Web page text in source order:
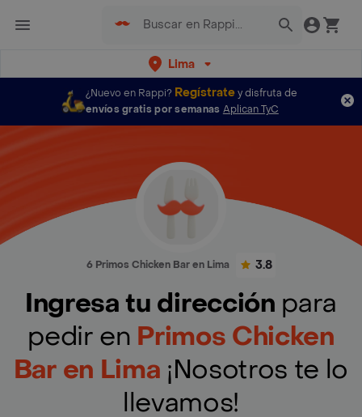
Lima
¿Nuevo en Rappi? Regístratey disfruta de
envíos gratis por semanas Aplican TyC
6 Primos Chicken Bar en Lima 3.8
Ingresa tu dirección para
pedir en Primos Chicken
Bar en Lima ¡Nosotros te lo
llevamos!